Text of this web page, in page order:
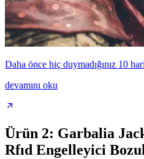
Daha önce hiç duymadığınız 10
devamını oku
Ürün 2: Garbalia
Rfıd Engelleyici